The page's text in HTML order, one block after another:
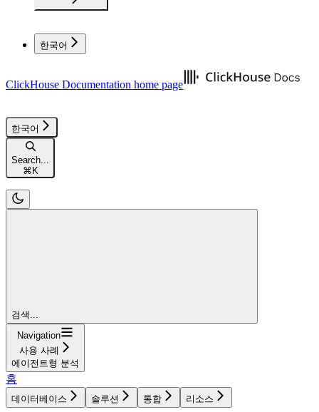
한국어
ClickHouse Documentation home page
한국어
Search...
⌘ K
검색...
Navigation
사용 사례
에이전트형 분석
홈
데이터베이스 솔루션 통합 리소스